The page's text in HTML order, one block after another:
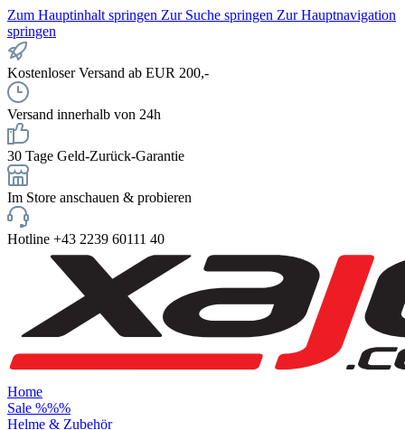
Zum Hauptinhalt springen Zur Suche springen Zur Hauptnavigation
springen
Kostenloser Versand ab EUR 200,-
Versand innerhalb von 24h
30 Tage Geld-Zurück-Garantie
Im Store anschauen & probieren
Hotline +43 2239 60111 40
Home
Sale %%%
Helme & Zubehör